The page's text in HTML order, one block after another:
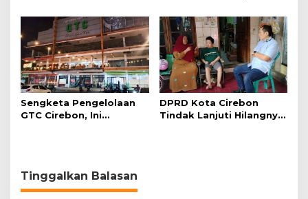
Polisi
Sengketa Pengelolaan
GTC Cirebon, Ini
DPRD Kota Cirebon
Tindak Lanjuti Hilangnya
Tinggalkan Balasan